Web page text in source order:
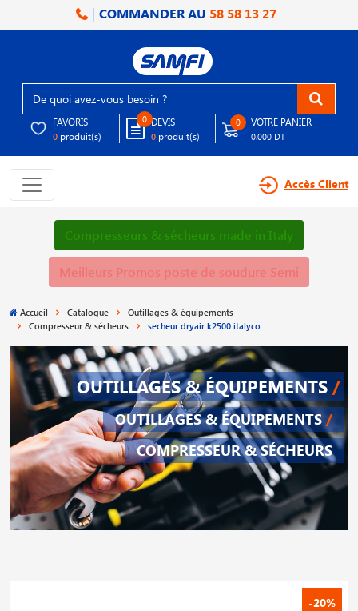
COMMANDER AU 58 58 13 27
FAVORIS
0 produit(s)
0 DEVIS
0 produit(s)
0 VOTRE PANIER
0.000 DT
Accès Client
Compresseurs & sécheurs made in Italy
Meilleurs Promos poste de soudure Semi
Accueil Catalogue
Outillages & équipements
Compresseur & sécheurs
secheur dryair k2500 italyco
OUTILLAGES & ÉQUIPEMENTS /
OUTILLAGES & ÉQUIPEMENTS /
COMPRESSEUR & SÉCHEURS
-20%